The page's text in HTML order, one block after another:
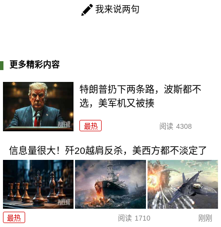
我来说两句
更多精彩内容
特朗普扔下两条路，波斯都不
选，美军机又被揍
最热 阅读 4308
信息量很大！歼20越肩反杀，美西方都不淡定了
最热 阅读 1710 刚刚